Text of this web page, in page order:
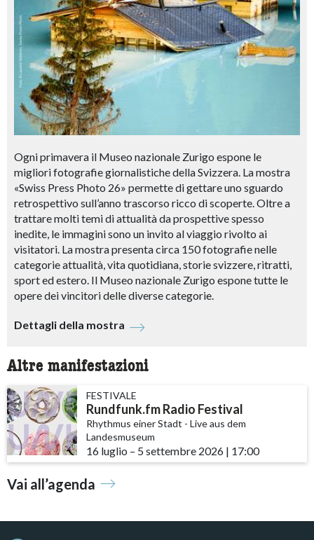
Ogni primavera il Museo nazionale Zurigo espone le
migliori fotografie giornalistiche della Svizzera. La mostra
«Swiss Press Photo 26» permette di gettare uno sguardo
retrospettivo sull’anno trascorso ricco di scoperte. Oltre a
trattare molti temi di attualità da prospettive spesso
inedite, le immagini sono un invito al viaggio rivolto ai
visitatori. La mostra presenta circa 150 fotografie nelle
categorie attualità, vita quotidiana, storie svizzere, ritratti,
sport ed estero. Il Museo nazionale Zurigo espone tutte le
opere dei vincitori delle diverse categorie.
Dettagli della mostra
Altre manifestazioni
FESTIVALE
Rundfunk.fm Radio Festival
Rhythmus einer Stadt - Live aus dem
Landesmuseum
16 luglio accessibility.time_to
– 5 settembre 2026 | 17:00
Vai all’agenda